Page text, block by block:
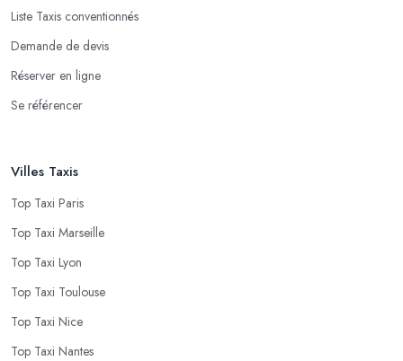
Liste Taxis conventionnés
Demande de devis
Réserver en ligne
Se référencer
Villes Taxis
Top Taxi Paris
Top Taxi Marseille
Top Taxi Lyon
Top Taxi Toulouse
Top Taxi Nice
Top Taxi Nantes